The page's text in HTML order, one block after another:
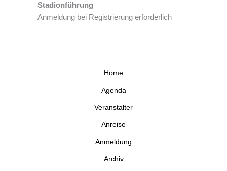
Stadionführung
Anmeldung bei Registrierung erforderlich
Home
Agenda
Veranstalter
Anreise
Anmeldung
Archiv